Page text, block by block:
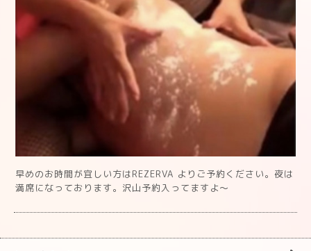
早めのお時間が宜しい方はREZERVA よりご予約ください。夜は
満席になっております。沢山予約入ってますよ〜